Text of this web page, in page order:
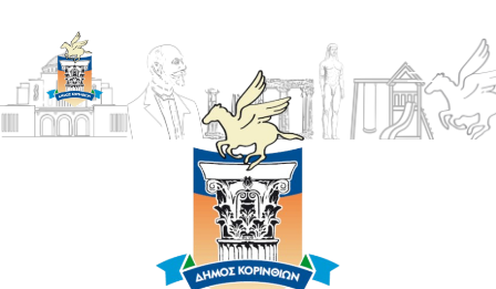
ΔΗΜΟΣ
ΚΟΡΙΝΘΙΩΝ